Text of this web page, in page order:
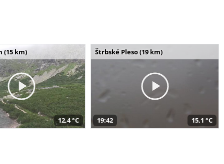
(15 km)
12,4 °C
Štrbské Pleso (19 km)
19:42 15,1 °C